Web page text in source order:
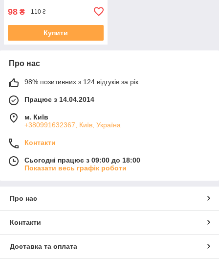
98 ₴ 110 ₴
Купити
Про нас
98% позитивних з 124 відгуків за рік
Працює з 14.04.2014
м. Київ
+380991632367, Київ, Україна
Контакти
Сьогодні працює з 09:00 до 18:00
Показати весь графік роботи
Про нас
Контакти
Доставка та оплата